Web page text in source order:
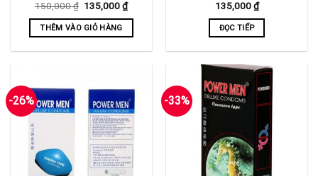
150,000₫ Giá
là:
150,000 ₫.
135,000₫Giá
hiện
tại
THÊM VÀO GIỎ HÀNG
135,000₫
ĐỌC TIẾP
-26% -33%